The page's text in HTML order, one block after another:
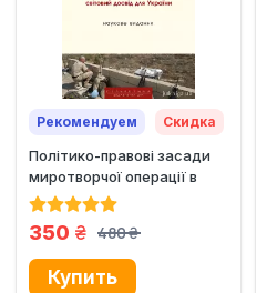
Рекомендуем Скидка
Політико-правові засади
миротворчої операції в
Донбасі: світовий досвід...
480
грн.
350 грн.